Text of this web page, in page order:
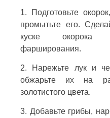
1. Подготовьте
промытьте его.
куске окорока
фарширования.
2. Нарежьте лук и
обжарьте их на
золотистого цвета.
3. Добавьте грибы,